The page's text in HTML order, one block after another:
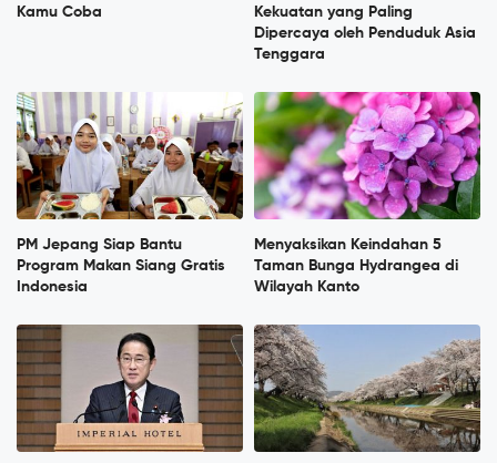
Kamu Coba
Kekuatan yang Paling
Dipercaya oleh Penduduk Asia
Tenggara
PM Jepang Siap Bantu
Program Makan Siang Gratis
Indonesia
Menyaksikan Keindahan 5
Taman Bunga Hydrangea di
Wilayah Kanto